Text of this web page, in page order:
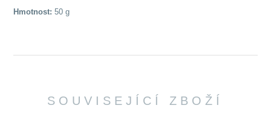
Hmotnost:50 g
SOUVISEJÍCÍ ZBOŽÍ